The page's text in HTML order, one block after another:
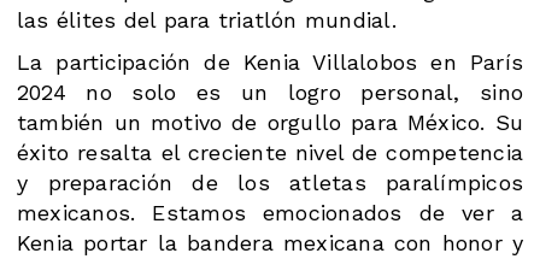
las élites del para triatlón mundial​​.
La participación de Kenia Villalobos en París
2024 no solo es un logro personal, sino
también un motivo de orgullo para México. Su
éxito resalta el creciente nivel de competencia
y preparación de los atletas paralímpicos
mexicanos. Estamos emocionados de ver a
Kenia portar la bandera mexicana con honor y